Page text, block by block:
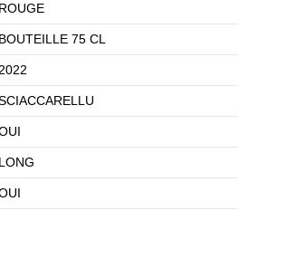
ROUGE
BOUTEILLE 75 CL
2022
LONG